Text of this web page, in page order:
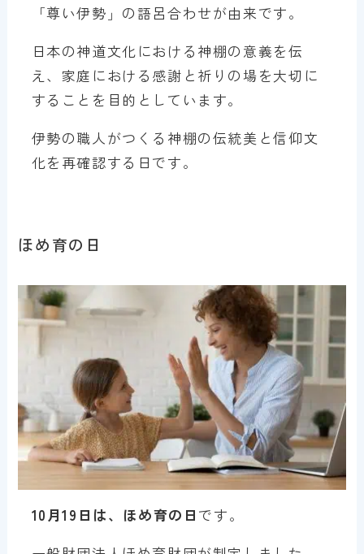
「尊い伊勢」の語呂合わせが由来です。
日本の神道文化における神棚の意義を伝
え、家庭における感謝と祈りの場を大切に
することを目的としています。
伊勢の職人がつくる神棚の伝統美と信仰文
化を再確認する日です。
ほめ育の日
10月19日は、ほめ育の日 です。